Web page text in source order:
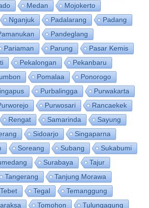
Medan
Mojokerto
Nganjuk Padalarang
Padang
Pandeglang
Pariaman Parung
Pasar Kemis
Pekalongan
Pekanbaru
Pomalaa
Ponorogo
Purbalingga
Purwakarta
Purwosari
Rancaekek
Rengat Samarinda
Sayung
Sidoarjo
Singaparna
Soreang Subang
Sukabumi
Surabaya
Tajur
Tangerang
Tanjung Morawa
Tebet Tegal
Temanggung
Tomohon Tulungagung